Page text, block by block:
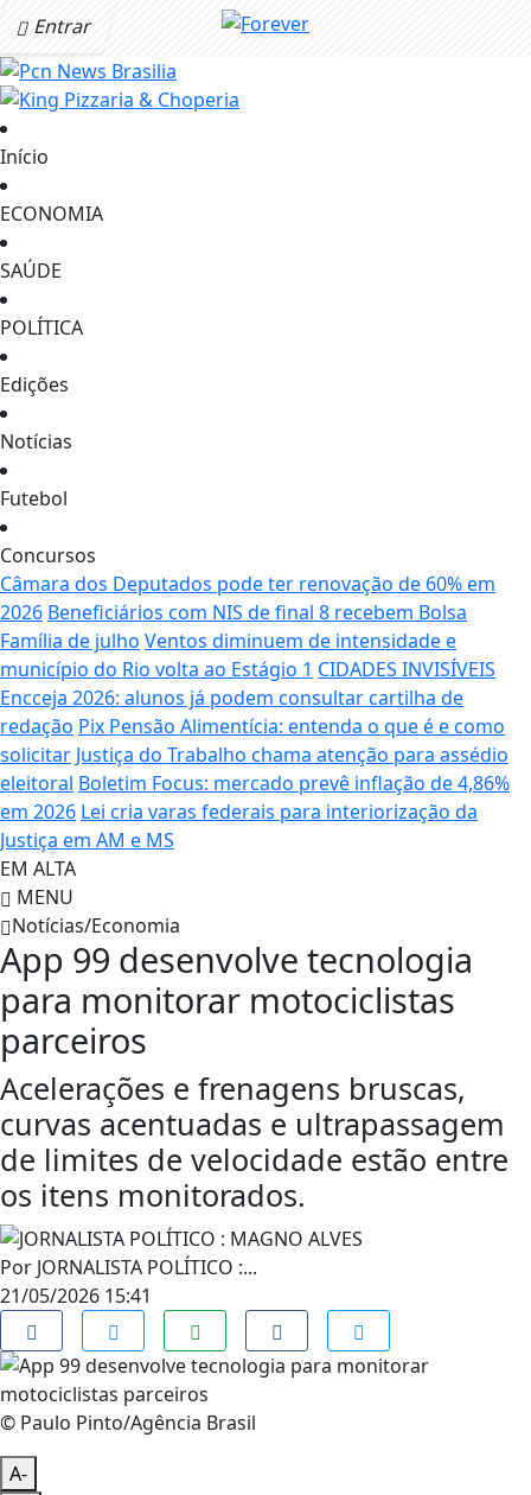
Entrar
Início
ECONOMIA
SAÚDE
POLÍTICA
Edições
Notícias
Futebol
Concursos
Câmara dos Deputados pode ter renovação de 60% em
2026 Beneficiários com NIS de final 8 recebem Bolsa
Família de julho Ventos diminuem de intensidade e
município do Rio volta ao Estágio 1 CIDADES INVISÍVEIS
Encceja 2026: alunos já podem consultar cartilha de
redação Pix Pensão Alimentícia: entenda o que é e como
solicitar Justiça do Trabalho chama atenção para assédio
eleitoral Boletim Focus: mercado prevê inflação de 4,86%
em 2026 Lei cria varas federais para interiorização da
Justiça em AM e MS
EM ALTA
MENU
Notícias/Economia
App 99 desenvolve tecnologia
para monitorar motociclistas
parceiros
Acelerações e frenagens bruscas,
curvas acentuadas e ultrapassagem
de limites de velocidade estão entre
os itens monitorados.
Por JORNALISTA POLÍTICO :...
21/05/2026 15:41
© Paulo Pinto/Agência Brasil
A-